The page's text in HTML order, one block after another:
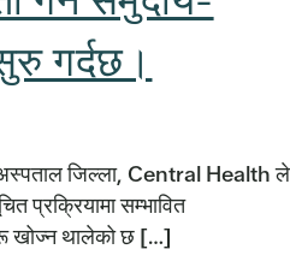
गर्दछ।
जिल्ला, Central Health ले
प्रक्रियामा सम्भावित
खोज्न थालेको छ […]